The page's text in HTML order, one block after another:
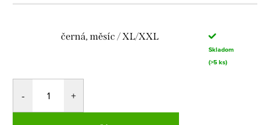
černá, měsíc / XL/XXL
Skladom
(>5 ks)